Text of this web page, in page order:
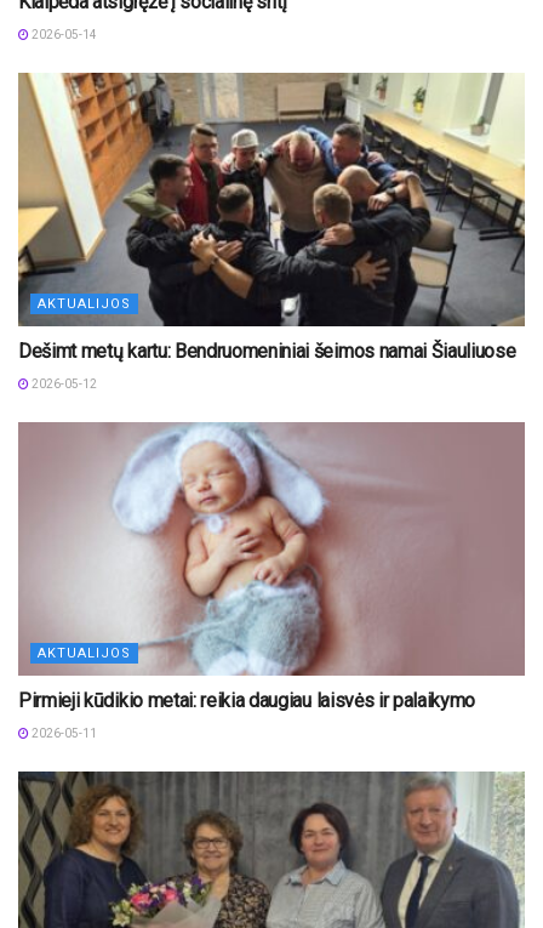
2026-05-14
AKTUALIJOS
Dešimt metų kartu: Bendruomeniniai šeimos namai Šiauliuose
2026-05-12
AKTUALIJOS
Pirmieji kūdikio metai: reikia daugiau laisvės ir palaikymo
2026-05-11